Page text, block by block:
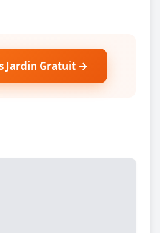
Jardin Gratuit →